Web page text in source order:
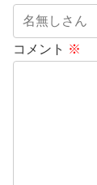
コメント ※